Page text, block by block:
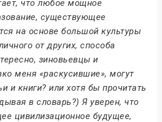
что любое мощное
существующее
на основе большой культуры
от других, способа
зиновьевцы и
меня «раскусившие», могут
и книги? или хотя бы прочитать
в словарь?) Я уверен, что
цивилизационное будущее,